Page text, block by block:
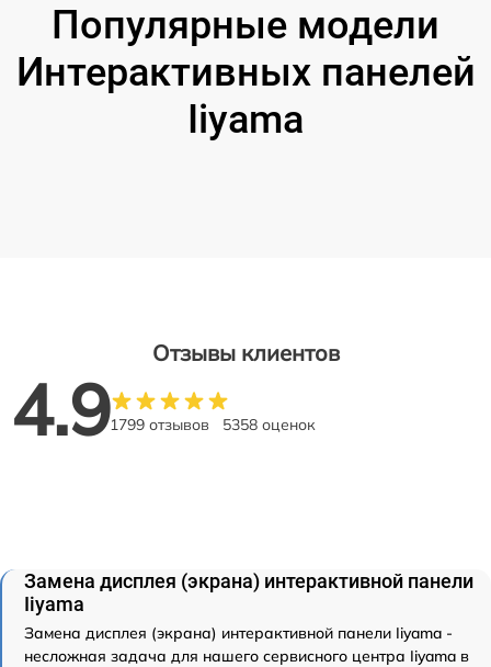
Популярные модели
Интерактивных панелей
Iiyama
Отзывы клиентов
4.91799 отзывов 5358 оценок
Замена дисплея (экрана) интерактивной панели
Iiyama
Замена дисплея (экрана) интерактивной панели Iiyama -
несложная задача для нашего сервисного центра Iiyama в